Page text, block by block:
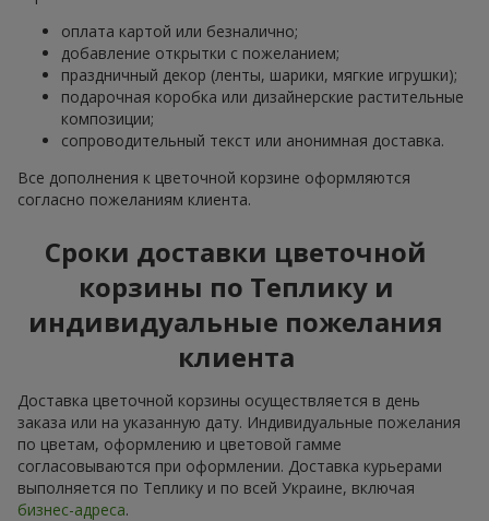
оплата картой или безналично;
добавление открытки с пожеланием;
праздничный декор (ленты, шарики, мягкие игрушки);
подарочная коробка или дизайнерские растительные
композиции;
сопроводительный текст или анонимная доставка.
Все дополнения к цветочной корзине оформляются
согласно пожеланиям клиента.
Сроки доставки цветочной
корзины по Теплику и
индивидуальные пожелания
клиента
Доставка цветочной корзины осуществляется в день
заказа или на указанную дату. Индивидуальные пожелания
по цветам, оформлению и цветовой гамме
согласовываются при оформлении. Доставка курьерами
выполняется по Теплику и по всей Украине, включая
бизнес-адреса.